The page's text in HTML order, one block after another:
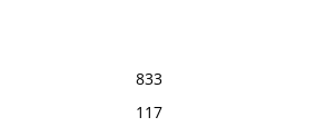
833
117